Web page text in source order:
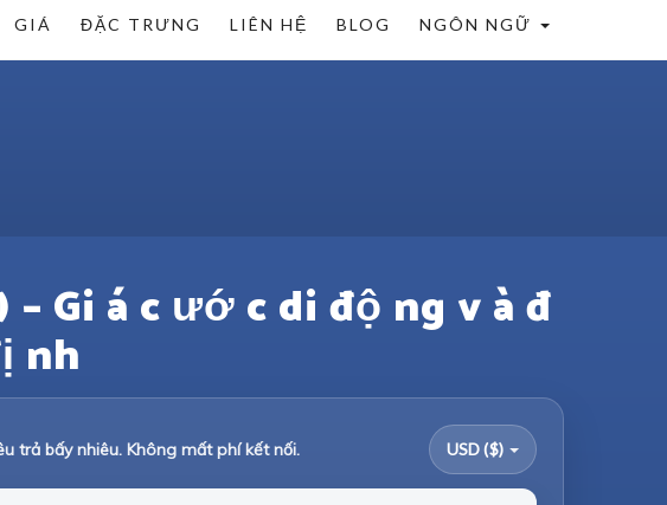
GIÁ ĐẶC TRƯNG LIÊN HỆ BLOG NGÔN NGỮ
Gi á c ướ c di độ ng v à đ
nh
trả bấy nhiêu. Không mất phí kết nối. USD ($)